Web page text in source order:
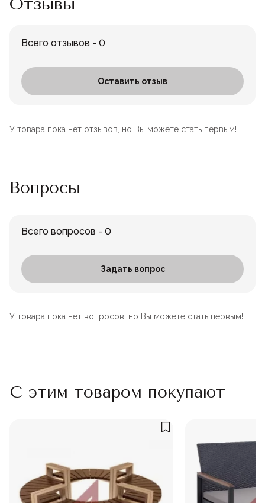
Отзывы
Всего отзывов - 0
Оставить отзыв
У товара пока нет отзывов, но Вы можете стать первым!
Вопросы
Всего вопросов - 0
Задать вопрос
У товара пока нет вопросов, но Вы можете стать первым!
С этим товаром покупают